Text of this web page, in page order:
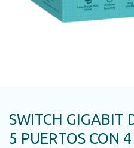
SWITCH GIGABIT
5 PUERTOS CON